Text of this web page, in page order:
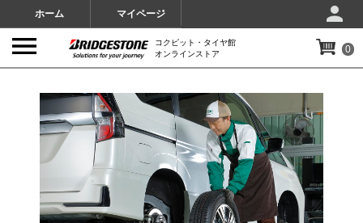
ホーム マイページ
コクピット・タイヤ館
オンラインストア
0